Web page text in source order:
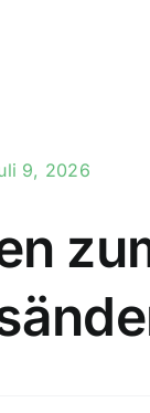
9, 2026